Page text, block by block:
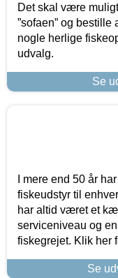
Det skal være
”sofaen” og bestille
nogle herlige
udvalg.
Se
I mere end 50 år
fiskeudstyr til
har altid været et
serviceniveau og
fiskegrejet. Klik her
Se